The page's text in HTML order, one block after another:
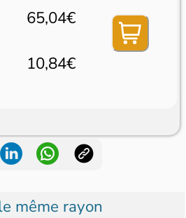
65,04€
10,84€
même rayon